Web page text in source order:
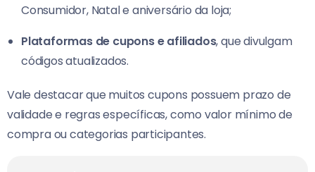
Consumidor, Natal e aniversário da loja;
Plataformas de cupons e afiliados, que divulgam
códigos atualizados.
Vale destacar que muitos cupons possuem prazo de
validade e regras específicas, como valor mínimo de
compra ou categorias participantes.